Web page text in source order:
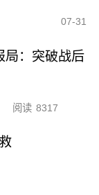
07-31
局：突破战后
阅读 8317